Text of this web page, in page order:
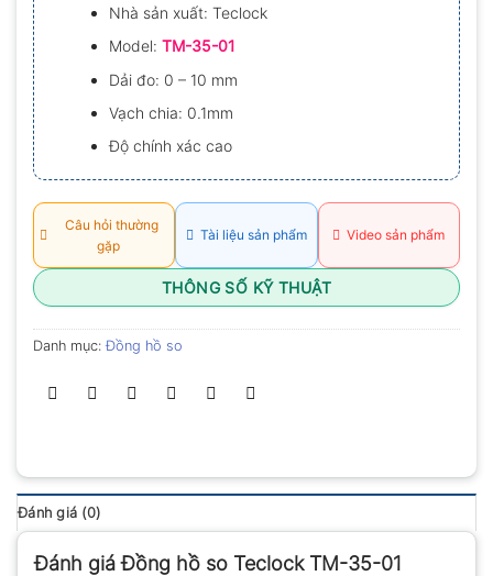
Nhà sản xuất: Teclock
Model:TM-35-01
Dải đo: 0 – 10 mm
Vạch chia: 0.1mm
Độ chính xác cao
Câu hỏi thường
gặp
Tài liệu sản phẩm Video sản phẩm
THÔNG SỐ KỸ THUẬT
Danh mục:Đồng hồ so
Đánh giá (0)
Đánh giá Đồng hồ so Teclock TM-35-01